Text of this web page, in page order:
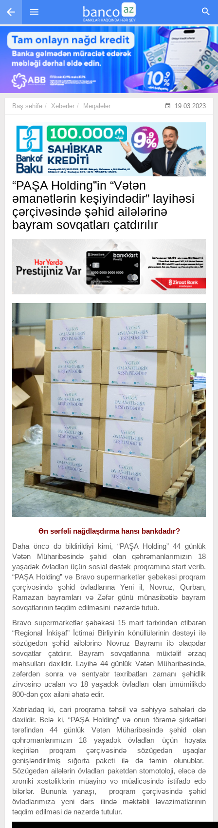
Skip to main content
Baş səhifə Xəbərlər Məqalələr 19.03.2023
“PAŞA Holding”in “Vətən
əmanətlərin keşiyindədir” layihəsi
çərçivəsində şəhid ailələrinə
bayram sovqatları çatdırılır
Ən sərfəli nağdlaşdırma hansı bankdadır?
Daha öncə də bildirildiyi kimi, “PAŞA Holding” 44 günlük
Vətən Müharibəsində şəhid olan qəhrəmanlarımızın 18
yaşadək övladları üçün sosial dəstək proqramına start verib.
“PAŞA Holding” və Bravo supermarketlər şəbəkəsi proqram
çərçivəsində şəhid övladlarına Yeni il, Novruz, Qurban,
Ramazan bayramları və Zəfər günü münasibətilə bayram
sovqatlarının təqdim edilməsini nəzərdə tutub.
Bravo supermarketlər şəbəkəsi 15 mart tarixindən etibarən
“Regional İnkişaf” İctimai Birliyinin könüllülərinin dəstəyi ilə
sözügedən şəhid ailələrinə Novruz Bayramı ilə əlaqədar
sovqatlar çatdırır. Bayram sovqatlarına müxtəlif ərzaq
məhsulları daxildir. Layihə 44 günlük Vətən Müharibəsində,
zəfərdən sonra və sentyabr təxribatları zamanı şəhidlik
zirvəsinə ucalan və 18 yaşadək övladları olan ümümilikdə
800-dən çox ailəni əhatə edir.
Xatırladaq ki, cari proqrama təhsil və səhiyyə sahələri də
daxildir. Belə ki, “PAŞA Holding” və onun törəmə şirkətləri
tərəfindən 44 günlük Vətən Müharibəsində şəhid olan
qəhrəmanlarımızın 18 yaşadək övladları üçün həyata
keçirilən proqram çərçivəsində sözügedən uşaqlar
genişləndirilmiş sığorta paketi ilə də təmin olunublar.
Sözügedən ailələrin övladları paketdən stomotoloji, eləcə də
xroniki xəstəliklərin müayinə və müalicəsində istifadə edə
bilərlər. Bununla yanaşı, proqram çərçivəsində şəhid
övladlarımıza yeni dərs ilində məktəbli ləvazimatlarının
təqdim edilməsi də nəzərdə tutulur.